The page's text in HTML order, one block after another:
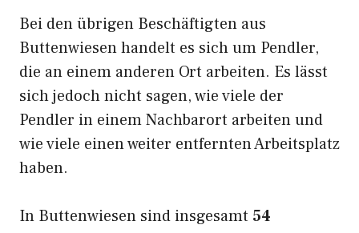
Bei den übrigen Beschäftigten aus
Buttenwiesen handelt es sich um Pendler,
die an einem anderen Ort arbeiten. Es lässt
sich jedoch nicht sagen, wie viele der
Pendler in einem Nachbarort arbeiten und
wie viele einen weiter entfernten Arbeitsplatz
haben.
In Buttenwiesen sind insgesamt 54